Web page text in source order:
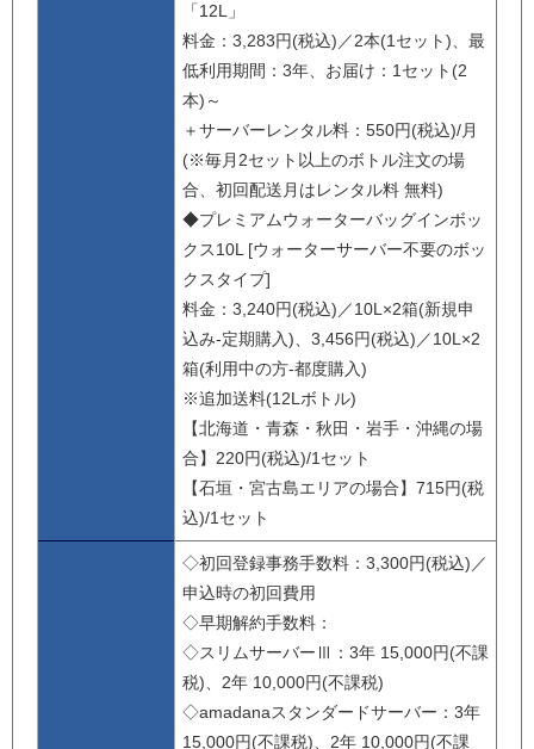
「12L」
料金：3,283円(税込)／2本(1セット)、最
低利用期間：3年、お届け：1セット(2
本)～
＋サーバーレンタル料：550円(税込)/月
(※毎月2セット以上のボトル注文の場
合、初回配送月はレンタル料 無料)
◆プレミアムウォーターバッグインボッ
クス10L [ウォーターサーバー不要のボッ
クスタイプ]
料金：3,240円(税込)／10L×2箱(新規申
込み-定期購入)、3,456円(税込)／10L×2
箱(利用中の方-都度購入)
※追加送料(12Lボトル)
【北海道・青森・秋田・岩手・沖縄の場
合】220円(税込)/1セット
【石垣・宮古島エリアの場合】715円(税
込)/1セット
◇初回登録事務手数料：3,300円(税込)／
申込時の初回費用
◇早期解約手数料：
◇スリムサーバーⅢ：3年 15,000円(不課
税)、2年 10,000円(不課税)
◇amadanaスタンダードサーバー：3年
15,000円(不課税)、2年 10,000円(不課